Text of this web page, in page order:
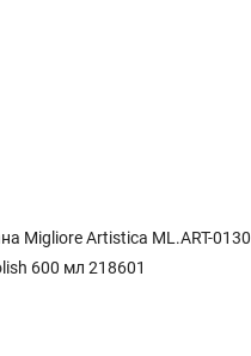
Migliore Artistica ML.ART-
600 мл 218601